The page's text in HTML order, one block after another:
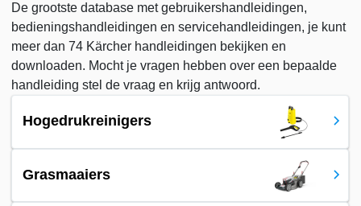
De grootste database met gebruikershandleidingen,
bedieningshandleidingen en servicehandleidingen, je kunt
meer dan 74 Kärcher handleidingen bekijken en
downloaden. Mocht je vragen hebben over een bepaalde
handleiding stel de vraag en krijg antwoord.
Hogedrukreinigers
Grasmaaiers